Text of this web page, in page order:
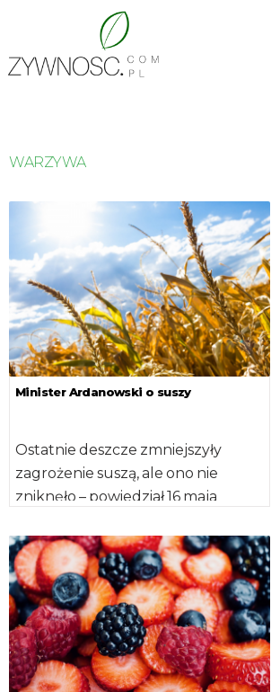
WARZYWA
Minister Ardanowski o suszy
Ostatnie deszcze zmniejszyły
zagrożenie suszą, ale ono nie
zniknęło – powiedział 16 maja
Ardanowski. Dodał, że […]